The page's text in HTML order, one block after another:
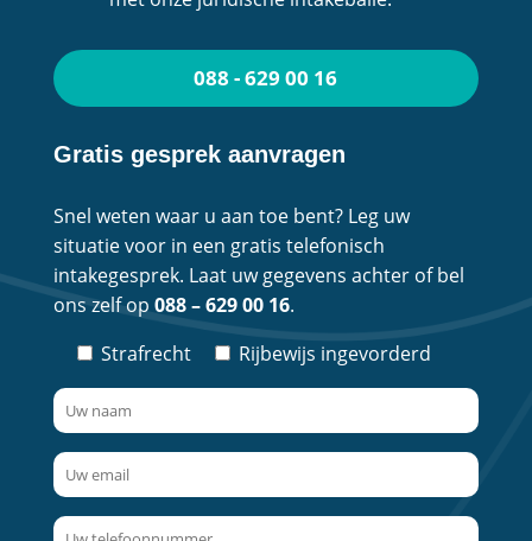
088 - 629 00 16
Gratis gesprek aanvragen
Snel weten waar u aan toe bent? Leg uw
situatie voor in een gratis telefonisch
intakegesprek. Laat uw gegevens achter of bel
ons zelf op 088 – 629 00 16.
Strafrecht
Rijbewijs ingevorderd